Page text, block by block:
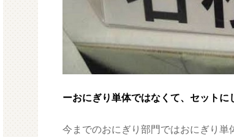
ーおにぎり単体ではなくて、セットに
今までのおにぎり部門ではおにぎり単